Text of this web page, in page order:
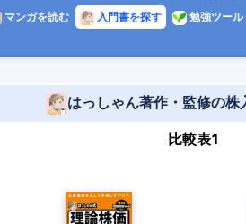
マンガを読む 入門書を探す 勉強ツール
はっしゃん著作・監修の株
比較表1